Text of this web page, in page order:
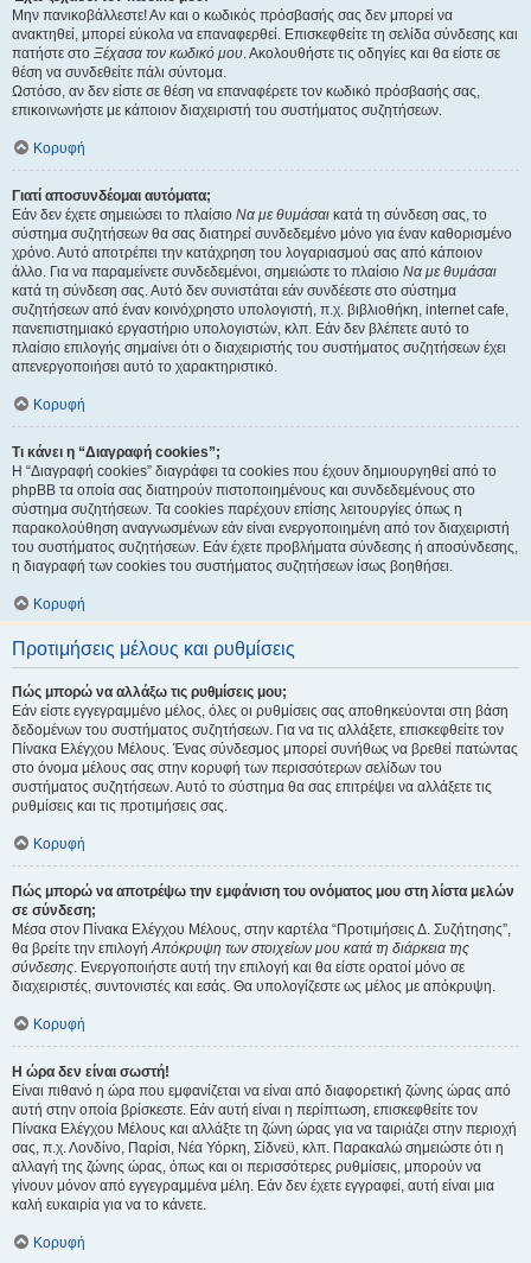
Μην πανικοβάλλεστε! Αν και ο κωδικός πρόσβασής σας δεν μπορεί να
ανακτηθεί, μπορεί εύκολα να επαναφερθεί. Επισκεφθείτε τη σελίδα σύνδεσης και
πατήστε στο Ξέχασα τον κωδικό μου. Ακολουθήστε τις οδηγίες και θα είστε σε
θέση να συνδεθείτε πάλι σύντομα.
Ωστόσο, αν δεν είστε σε θέση να επαναφέρετε τον κωδικό πρόσβασής σας,
επικοινωνήστε με κάποιον διαχειριστή του συστήματος συζητήσεων.
Κορυφή
Γιατί αποσυνδέομαι αυτόματα;
Εάν δεν έχετε σημειώσει το πλαίσιο Να με θυμάσαι κατά τη σύνδεση σας, το
σύστημα συζητήσεων θα σας διατηρεί συνδεδεμένο μόνο για έναν καθορισμένο
χρόνο. Αυτό αποτρέπει την κατάχρηση του λογαριασμού σας από κάποιον
άλλο. Για να παραμείνετε συνδεδεμένοι, σημειώστε το πλαίσιο Να με θυμάσαι
κατά τη σύνδεση σας. Αυτό δεν συνιστάται εάν συνδέεστε στο σύστημα
συζητήσεων από έναν κοινόχρηστο υπολογιστή, π.χ. βιβλιοθήκη, internet cafe,
πανεπιστημιακό εργαστήριο υπολογιστών, κλπ. Εάν δεν βλέπετε αυτό το
πλαίσιο επιλογής σημαίνει ότι ο διαχειριστής του συστήματος συζητήσεων έχει
απενεργοποιήσει αυτό το χαρακτηριστικό.
Κορυφή
Τι κάνει η “Διαγραφή cookies”;
Η “Διαγραφή cookies” διαγράφει τα cookies που έχουν δημιουργηθεί από το
phpBB τα οποία σας διατηρούν πιστοποιημένους και συνδεδεμένους στο
σύστημα συζητήσεων. Τα cookies παρέχουν επίσης λειτουργίες όπως η
παρακολούθηση αναγνωσμένων εάν είναι ενεργοποιημένη από τον διαχειριστή
του συστήματος συζητήσεων. Εάν έχετε προβλήματα σύνδεσης ή αποσύνδεσης,
η διαγραφή των cookies του συστήματος συζητήσεων ίσως βοηθήσει.
Κορυφή
Προτιμήσεις μέλους και ρυθμίσεις
Πώς μπορώ να αλλάξω τις ρυθμίσεις μου;
Εάν είστε εγγεγραμμένο μέλος, όλες οι ρυθμίσεις σας αποθηκεύονται στη βάση
δεδομένων του συστήματος συζητήσεων. Για να τις αλλάξετε, επισκεφθείτε τον
Πίνακα Ελέγχου Μέλους. Ένας σύνδεσμος μπορεί συνήθως να βρεθεί πατώντας
στο όνομα μέλους σας στην κορυφή των περισσότερων σελίδων του
συστήματος συζητήσεων. Αυτό το σύστημα θα σας επιτρέψει να αλλάξετε τις
ρυθμίσεις και τις προτιμήσεις σας.
Κορυφή
Πώς μπορώ να αποτρέψω την εμφάνιση του ονόματος μου στη λίστα μελών
σε σύνδεση;
Μέσα στον Πίνακα Ελέγχου Μέλους, στην καρτέλα “Προτιμήσεις Δ. Συζήτησης”,
θα βρείτε την επιλογήΑπόκρυψη των στοιχείων μου κατά τη διάρκεια της
σύνδεσης. Ενεργοποιήστε αυτή την επιλογή και θα είστε ορατοί μόνο σε
διαχειριστές, συντονιστές και εσάς. Θα υπολογίζεστε ως μέλος με απόκρυψη.
Κορυφή
Η ώρα δεν είναι σωστή!
Είναι πιθανό η ώρα που εμφανίζεται να είναι από διαφορετική ζώνης ώρας από
αυτή στην οποία βρίσκεστε. Εάν αυτή είναι η περίπτωση, επισκεφθείτε τον
Πίνακα Ελέγχου Μέλους και αλλάξτε τη ζώνη ώρας για να ταιριάζει στην περιοχή
σας, π.χ. Λονδίνο, Παρίσι, Νέα Υόρκη, Σίδνεϋ, κλπ. Παρακαλώ σημειώστε ότι η
αλλαγή της ζώνης ώρας, όπως και οι περισσότερες ρυθμίσεις, μπορούν να
γίνουν μόνον από εγγεγραμμένα μέλη. Εάν δεν έχετε εγγραφεί, αυτή είναι μια
καλή ευκαιρία για να το κάνετε.
Κορυφή